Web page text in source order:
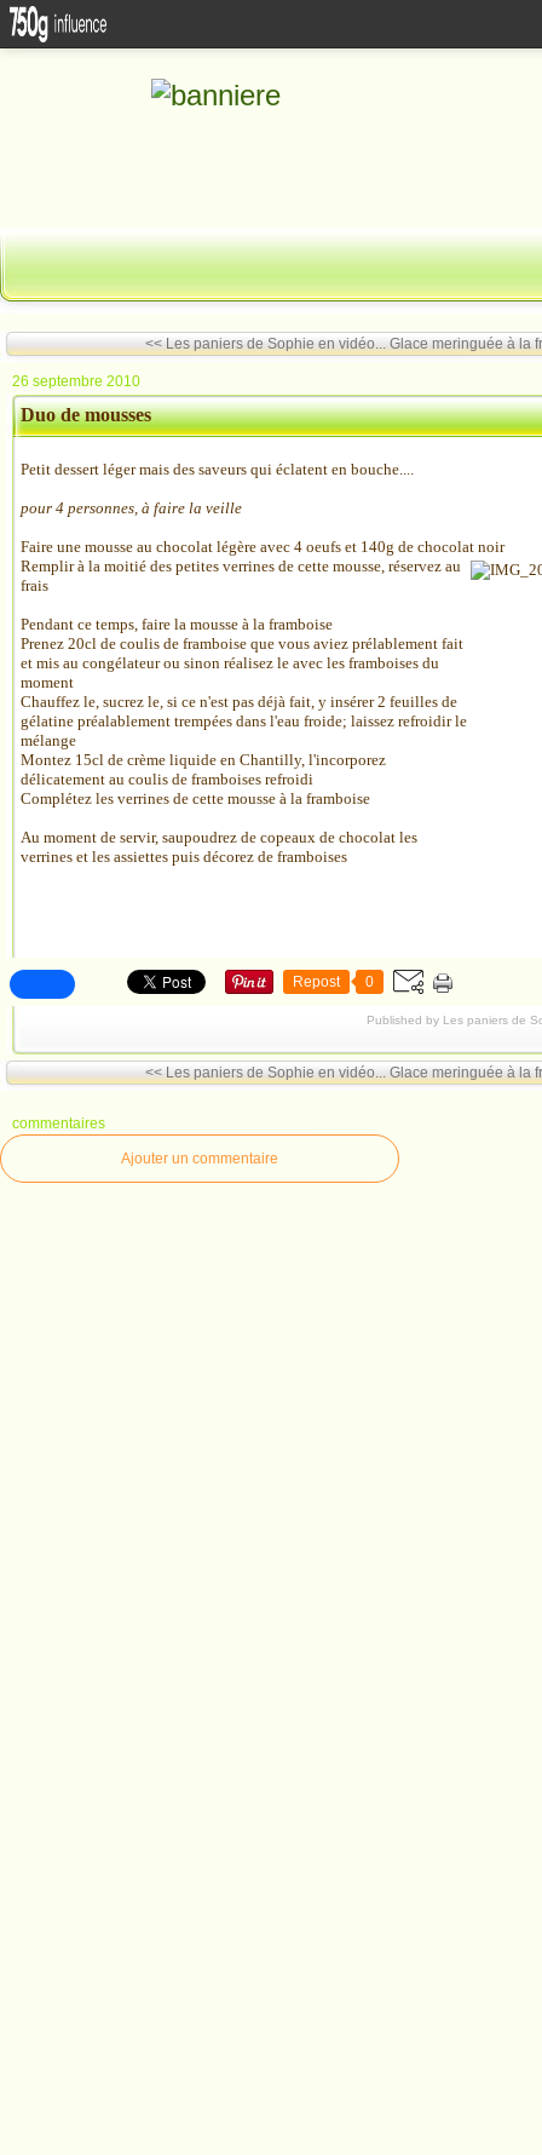
<< Les paniers de Sophie en vidéo... Glace meringuée à la
26 septembre 2010
Duo de mousses
Petit dessert léger mais des saveurs qui éclatent en bouche....
pour 4 personnes, à faire la veille
Faire une mousse au chocolat légère avec 4 oeufs et 140g de chocolat noir
Remplir à la moitié des petites verrines de cette mousse, réservez au
frais
Pendant ce temps, faire la mousse à la framboise
Prenez 20cl de coulis de framboise que vous aviez prélablement fait
et mis au congélateur ou sinon réalisez le avec les framboises du
moment
Chauffez le, sucrez le, si ce n'est pas déjà fait, y insérer 2 feuilles de
gélatine préalablement trempées dans l'eau froide; laissez refroidir le
mélange
Montez 15cl de crème liquide en Chantilly, l'incorporez
délicatement au coulis de framboises refroidi
Complétez les verrines de cette mousse à la framboise
Au moment de servir, saupoudrez de copeaux de chocolat les
verrines et les assiettes puis décorez de framboises
Repost 0
Published by Les paniers de
<< Les paniers de Sophie en vidéo... Glace meringuée à la
commentaires
Ajouter un commentaire